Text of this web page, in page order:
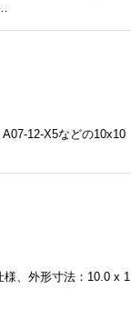
12-X5などの10x10
、外形寸法：10.0 x 1